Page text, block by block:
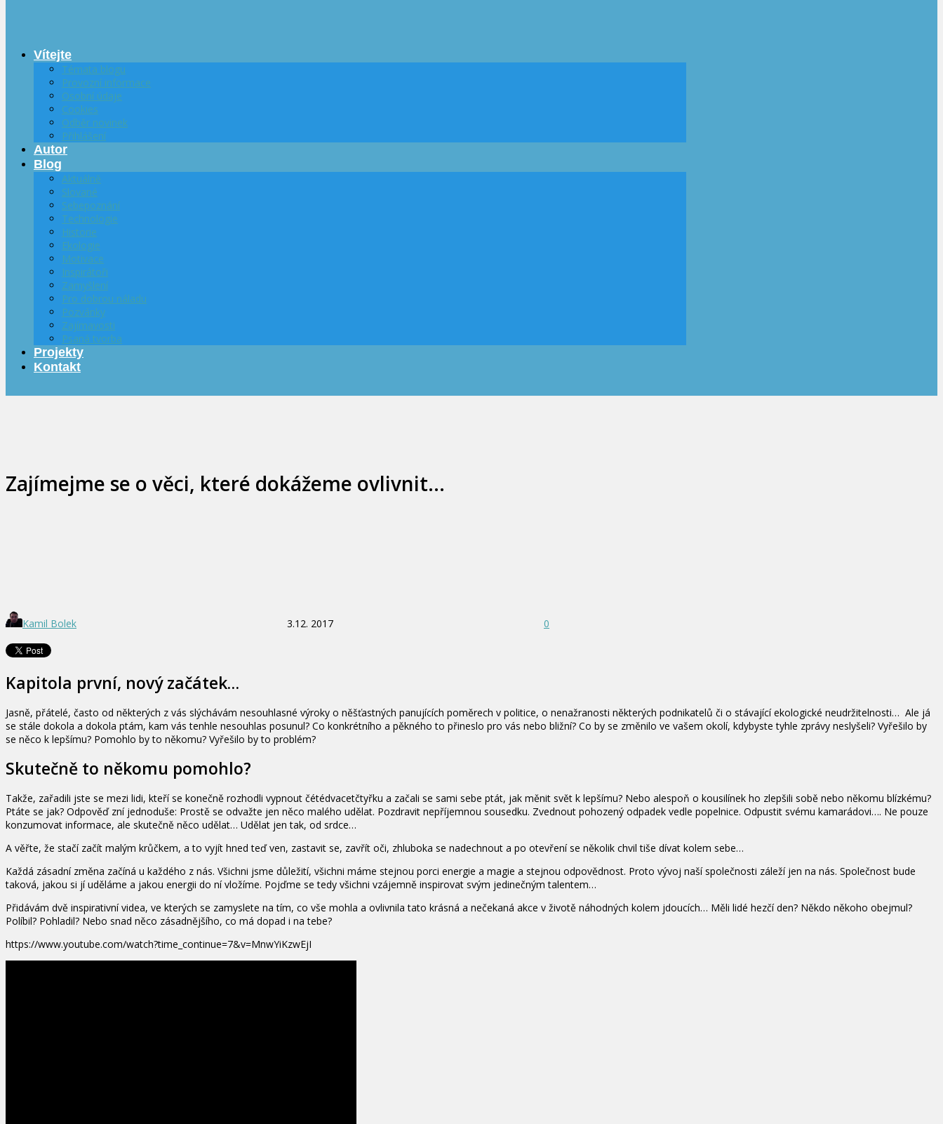
Vítejte
Témata blogu
Provozní informace
Osobní údaje
Cookies
Odběr novinek
Přihlášení
Autor
Blog
Aktuálně
Slované
Sebepoznání
Technologie
Historie
Ekologie
Motivace
Inspirátoři
Zamyšlení
Pro dobrou náladu
Pozvánky
Zajímavosti
Psaná tvorba
Projekty
Kontakt
Zajímejme se o věci, které dokážeme ovlivnit…
Kamil Bolek 3.12. 2017 0
Kapitola první, nový začátek…
Jasně, přátelé, často od některých z vás slýchávám nesouhlasné výroky o něšťastných panujících poměrech v politice, o nenažranosti některých podnikatelů či o stávající ekologické neudržitelnosti… Ale já
se stále dokola a dokola ptám, kam vás tenhle nesouhlas posunul? Co konkrétního a pěkného to přineslo pro vás nebo bližní? Co by se změnilo ve vašem okolí, kdybyste tyhle zprávy neslyšeli? Vyřešilo by
se něco k lepšímu? Pomohlo by to někomu? Vyřešilo by to problém?
Skutečně to někomu pomohlo?
Takže, zařadili jste se mezi lidi, kteří se konečně rozhodli vypnout čétédvacetčtyřku a začali se sami sebe ptát, jak měnit svět k lepšímu? Nebo alespoň o kousilínek ho zlepšili sobě nebo někomu blízkému?
Ptáte se jak? Odpověď zní jednoduše: Prostě se odvažte jen něco malého udělat. Pozdravit nepříjemnou sousedku. Zvednout pohozený odpadek vedle popelnice. Odpustit svému kamarádovi…. Ne pouze
konzumovat informace, ale skutečně něco udělat… Udělat jen tak, od srdce…
A věřte, že stačí začít malým krůčkem, a to vyjít hned teď ven, zastavit se, zavřít oči, zhluboka se nadechnout a po otevření se několik chvil tiše dívat kolem sebe…
Každá zásadní změna začíná u každého z nás. Všichni jsme důležití, všichni máme stejnou porci energie a magie a stejnou odpovědnost. Proto vývoj naší společnosti záleží jen na nás. Společnost bude
taková, jakou si jí uděláme a jakou energii do ní vložíme. Pojďme se tedy všichni vzájemně inspirovat svým jedinečným talentem…
Přidávám dvě inspirativní videa, ve kterých se zamyslete na tím, co vše mohla a ovlivnila tato krásná a nečekaná akce v životě náhodných kolem jdoucích… Měli lidé hezčí den? Někdo někoho obejmul?
Políbil? Pohladil? Nebo snad něco zásadnějšího, co má dopad i na tebe?
https://www.youtube.com/watch?time_continue=7&v=MnwYiKzwEjI